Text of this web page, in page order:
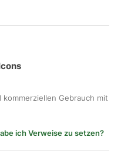
Gebrauch mit
ich Verweise zu setzen?